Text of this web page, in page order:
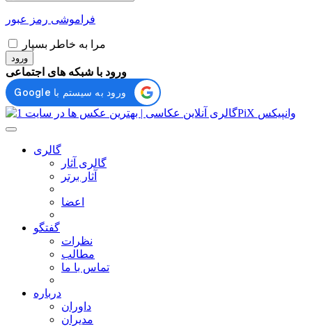
فراموشی رمز عبور
مرا به خاطر بسپار
ورود
ورود با شبکه های اجتماعی
گالری
گالری آثار
آثار برتر
اعضا
گفتگو
نظرات
مطالب
تماس با ما
درباره
داوران
مدیران